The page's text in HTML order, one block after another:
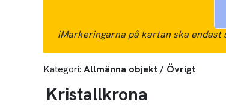
iMarkeringarna på kartan ska endast
Kategori: Allmänna objekt / Övrigt
Kristallkrona